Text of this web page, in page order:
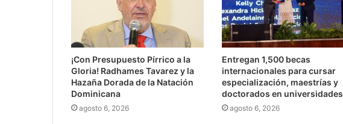
¡Con Presupuesto Pírrico a la
Gloria! Radhames Tavarez y la
Hazaña Dorada de la Natación
Dominicana
agosto 6, 2026
Entregan 1,500 becas
internacionales para cursar
especialización, maestrías y
doctorados en universidades
agosto 6, 2026